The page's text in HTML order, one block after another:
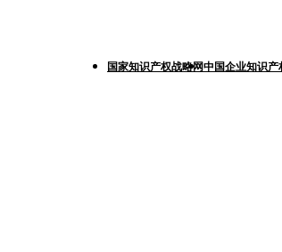
国家知识产权战略网中国企业知识产